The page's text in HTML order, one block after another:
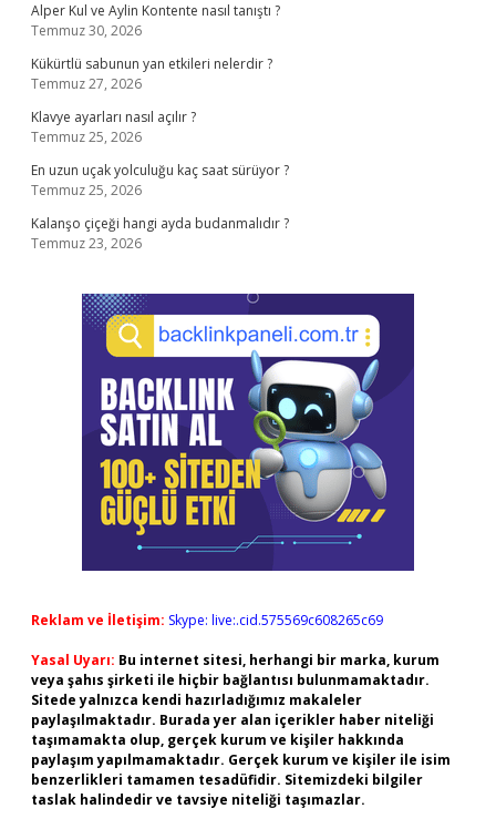
Alper Kul ve Aylin Kontente nasıl tanıştı ?
Temmuz 30, 2026
Kükürtlü sabunun yan etkileri nelerdir ?
Temmuz 27, 2026
Klavye ayarları nasıl açılır ?
Temmuz 25, 2026
En uzun uçak yolculuğu kaç saat sürüyor ?
Temmuz 25, 2026
Kalanşo çiçeği hangi ayda budanmalıdır ?
Temmuz 23, 2026
Reklam ve İletişim: Skype: live:.cid.575569c608265c69
Yasal Uyarı: Bu internet sitesi, herhangi bir marka, kurum
veya şahıs şirketi ile hiçbir bağlantısı bulunmamaktadır.
Sitede yalnızca kendi hazırladığımız makaleler
paylaşılmaktadır. Burada yer alan içerikler haber niteliği
taşımamakta olup, gerçek kurum ve kişiler hakkında
paylaşım yapılmamaktadır. Gerçek kurum ve kişiler ile isim
benzerlikleri tamamen tesadüfidir. Sitemizdeki bilgiler
taslak halindedir ve tavsiye niteliği taşımazlar.